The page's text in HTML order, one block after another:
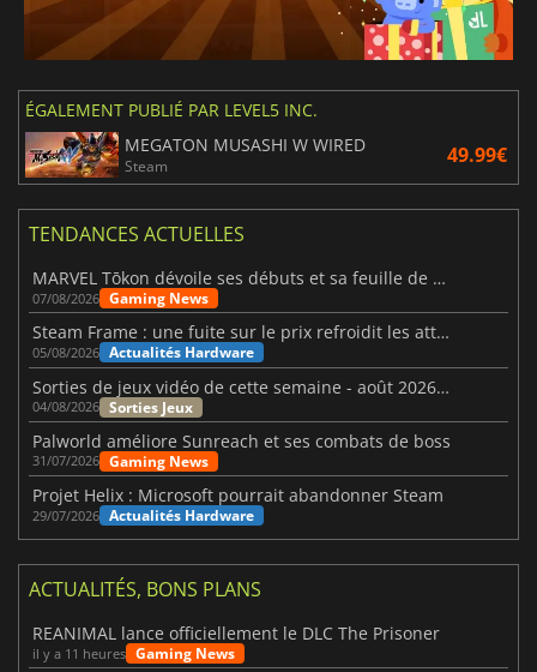
ÉGALEMENT PUBLIÉ PAR LEVEL5 INC.
MEGATON MUSASHI W WIRED
Steam 49.99€
TENDANCES ACTUELLES
MARVEL Tōkon dévoile ses débuts et sa feuille de route
07/08/2026 Gaming News
Steam Frame : une fuite sur le prix refroidit les attentes VR
05/08/2026 Actualités Hardware
Sorties de jeux vidéo de cette semaine - août 2026 (semaine 32)
04/08/2026 Sorties Jeux
Palworld améliore Sunreach et ses combats de boss
31/07/2026 Gaming News
Projet Helix : Microsoft pourrait abandonner Steam
29/07/2026 Actualités Hardware
ACTUALITÉS, BONS PLANS
REANIMAL lance officiellement le DLC The Prisoner
il y a 11 heures Gaming News